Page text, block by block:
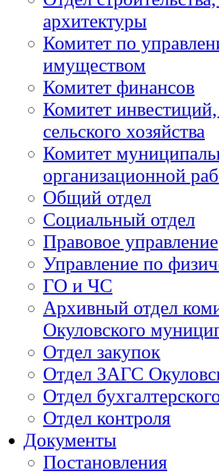
архитектуры
Комитет по
имуществом
Комитет финансов
Комитет
сельского хозяйства
Комитет
организационной
Общий отдел
Социальный отдел
Правовое управление
Управление по
ГО и ЧС
Архивный отдел
Окуловского
Отдел закупок
Отдел ЗАГС
Отдел
Отдел контроля
Документы
Постановления